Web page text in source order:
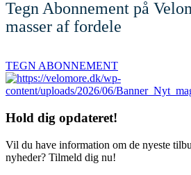
Tegn Abonnement på
masser af fordele
TEGN ABONNEMENT
Hold dig opdateret!
Vil du have information om de nyeste
nyheder? Tilmeld dig nu!